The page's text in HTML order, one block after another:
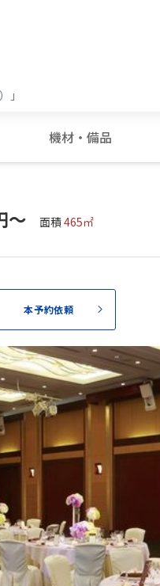
」
機材・備品
〜面積465㎡
本予約依頼